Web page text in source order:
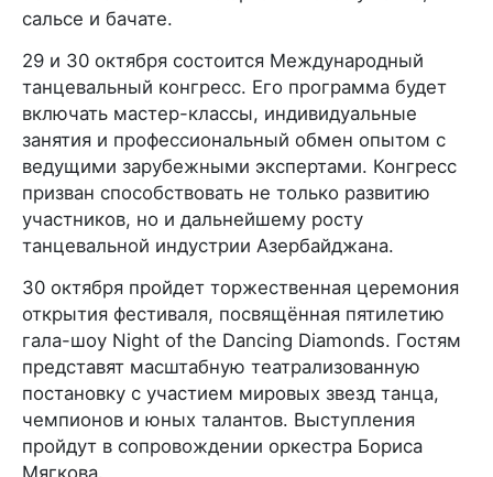
сальсе и бачате.
29 и 30 октября состоится Международный
танцевальный конгресс. Его программа будет
включать мастер-классы, индивидуальные
занятия и профессиональный обмен опытом с
ведущими зарубежными экспертами. Конгресс
призван способствовать не только развитию
участников, но и дальнейшему росту
танцевальной индустрии Азербайджана.
30 октября пройдет торжественная церемония
открытия фестиваля, посвящённая пятилетию
гала-шоу Night of the Dancing Diamonds. Гостям
представят масштабную театрализованную
постановку с участием мировых звезд танца,
чемпионов и юных талантов. Выступления
пройдут в сопровождении оркестра Бориса
Мягкова.